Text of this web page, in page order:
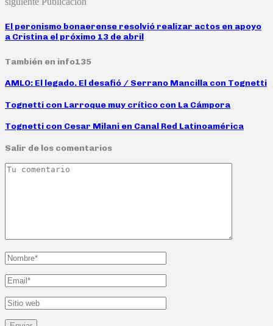
El peronismo bonaerense resolvió realizar actos en apoyo
a Cristina el próximo 13 de abril
También en info135
AMLO: El legado. El desafió / Serrano Mancilla con Tognetti
Tognetti con Larroque muy crítico con La Cámpora
Tognetti con Cesar Milani en Canal Red Latinoamérica
Salir de los comentarios